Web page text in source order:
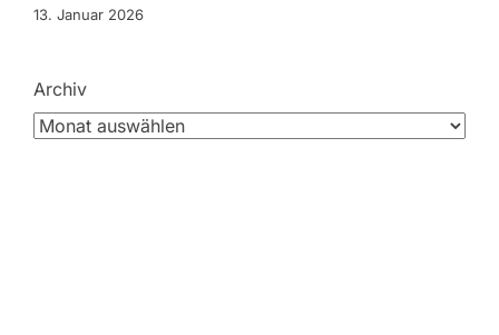
13. Januar 2026
Archiv